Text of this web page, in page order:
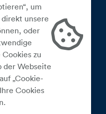
um
unsere
oder
zu
der Webseite
„Cookie-
Cookies